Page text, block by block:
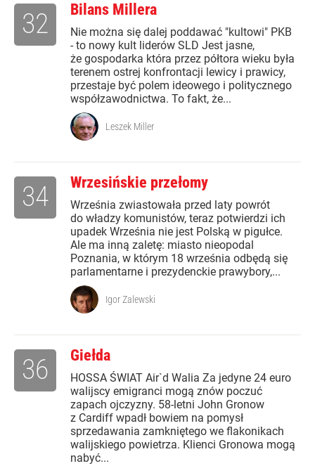
Bilans Millera
Nie można się dalej poddawać "kultowi" PKB
- to nowy kult liderów SLD Jest jasne,
że gospodarka która przez półtora wieku była
terenem ostrej konfrontacji lewicy i prawicy,
przestaje być polem ideowego i politycznego
współzawodnictwa. To fakt, że...
32
Leszek Miller
Wrzesińskie przełomy
Września zwiastowała przed laty powrót
do władzy komunistów, teraz potwierdzi ich
upadek Września nie jest Polską w pigułce.
Ale ma inną zaletę: miasto nieopodal
Poznania, w którym 18 września odbędą się
parlamentarne i prezydenckie prawybory,...
34
Igor Zalewski
Giełda
HOSSA ŚWIAT Air`d Walia Za jedyne 24 euro
walijscy emigranci mogą znów poczuć
zapach ojczyzny. 58-letni John Gronow
z Cardiff wpadł bowiem na pomysł
sprzedawania zamkniętego we flakonikach
walijskiego powietrza. Klienci Gronowa mogą
nabyć...
36